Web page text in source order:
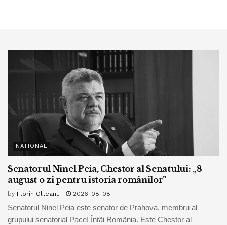
NATIONAL
Senatorul Ninel Peia, Chestor al Senatului: „8
august o zi pentru istoria românilor”
by Florin Olteanu 2026-08-08
Senatorul Ninel Peia este senator de Prahova, membru al
grupului senatorial Pace! Întâi România. Este Chestor al